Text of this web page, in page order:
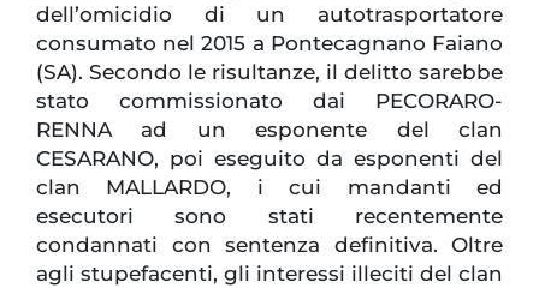
dell’omicidio di un autotrasportatore
consumato nel 2015 a Pontecagnano Faiano
(SA). Secondo le risultanze, il delitto sarebbe
stato commissionato dai PECORARO-
RENNA ad un esponente del clan
CESARANO, poi eseguito da esponenti del
clan MALLARDO, i cui mandanti ed
esecutori sono stati recentemente
condannati con sentenza definitiva. Oltre
agli stupefacenti, gli interessi illeciti del clan